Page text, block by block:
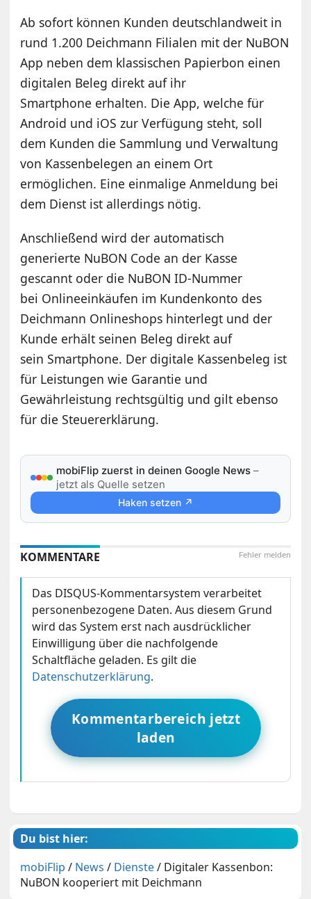
Ab sofort können Kunden deutschlandweit in
rund 1.200 Deichmann Filialen mit der NuBON
App neben dem klassischen Papierbon einen
digitalen Beleg direkt auf ihr
Smartphone erhalten. Die App, welche für
Android und iOS zur Verfügung steht, soll
dem Kunden die Sammlung und Verwaltung
von Kassenbelegen an einem Ort
ermöglichen. Eine einmalige Anmeldung bei
dem Dienst ist allerdings nötig.
Anschließend wird der automatisch
generierte NuBON Code an der Kasse
gescannt oder die NuBON ID-Nummer
bei Onlineeinkäufen im Kundenkonto des
Deichmann Onlineshops hinterlegt und der
Kunde erhält seinen Beleg direkt auf
sein Smartphone. Der digitale Kassenbeleg ist
für Leistungen wie Garantie und
Gewährleistung rechtsgültig und gilt ebenso
für die Steuererklärung.
mobiFlip zuerst in deinen Google News –
jetzt als Quelle setzen
Haken setzen ↗
Fehler melden
KOMMENTARE
Das DISQUS-Kommentarsystem verarbeitet
personenbezogene Daten. Aus diesem Grund
wird das System erst nach ausdrücklicher
Einwilligung über die nachfolgende
Schaltfläche geladen. Es gilt die
Datenschutzerklärung.
Kommentarbereich jetzt
laden
Du bist hier:
mobiFlip / News / Dienste/ Digitaler Kassenbon:
NuBON kooperiert mit Deichmann